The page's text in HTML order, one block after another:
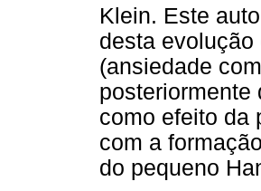
Klein. Este
desta
(ansiedade
posteriormente
como efeito da
com a
do pequeno